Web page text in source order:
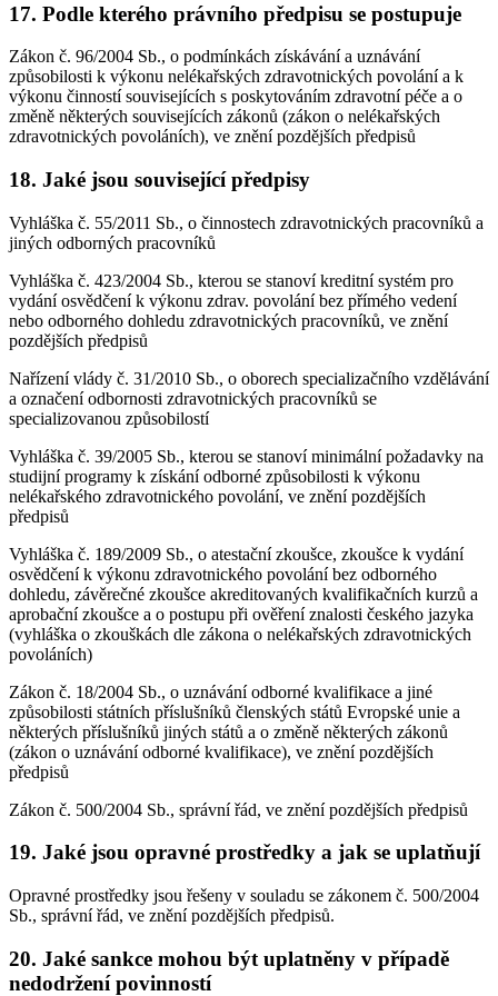
17. Podle kterého právního předpisu se postupuje
Zákon č. 96/2004 Sb., o podmínkách získávání a uznávání
způsobilosti k výkonu nelékařských zdravotnických povolání a k
výkonu činností souvisejících s poskytováním zdravotní péče a o
změně některých souvisejících zákonů (zákon o nelékařských
zdravotnických povoláních), ve znění pozdějších předpisů
18. Jaké jsou související předpisy
Vyhláška č. 55/2011 Sb., o činnostech zdravotnických pracovníků a
jiných odborných pracovníků
Vyhláška č. 423/2004 Sb., kterou se stanoví kreditní systém pro
vydání osvědčení k výkonu zdrav. povolání bez přímého vedení
nebo odborného dohledu zdravotnických pracovníků, ve znění
pozdějších předpisů
Nařízení vlády č. 31/2010 Sb., o oborech specializačního vzdělávání
a označení odbornosti zdravotnických pracovníků se
specializovanou způsobilostí
Vyhláška č. 39/2005 Sb., kterou se stanoví minimální požadavky na
studijní programy k získání odborné způsobilosti k výkonu
nelékařského zdravotnického povolání, ve znění pozdějších
předpisů
Vyhláška č. 189/2009 Sb., o atestační zkoušce, zkoušce k vydání
osvědčení k výkonu zdravotnického povolání bez odborného
dohledu, závěrečné zkoušce akreditovaných kvalifikačních kurzů a
aprobační zkoušce a o postupu při ověření znalosti českého jazyka
(vyhláška o zkouškách dle zákona o nelékařských zdravotnických
povoláních)
Zákon č. 18/2004 Sb., o uznávání odborné kvalifikace a jiné
způsobilosti státních příslušníků členských států Evropské unie a
některých příslušníků jiných států a o změně některých zákonů
(zákon o uznávání odborné kvalifikace), ve znění pozdějších
předpisů
Zákon č. 500/2004 Sb., správní řád, ve znění pozdějších předpisů
19. Jaké jsou opravné prostředky a jak se uplatňují
Opravné prostředky jsou řešeny v souladu se zákonem č. 500/2004
Sb., správní řád, ve znění pozdějších předpisů.
20. Jaké sankce mohou být uplatněny v případě
nedodržení povinností